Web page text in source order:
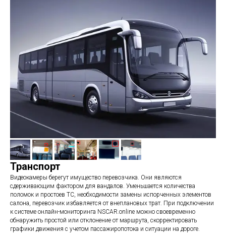
Транспорт
Видеокамеры берегут имущество перевозчика. Они являются
сдерживающим фактором для вандалов. Уменьшается количества
поломок и простоев ТС, необходимости замены испорченных элементов
салона, перевозчик избавляется от внеплановых трат. При подключении
к системе онлайн-мониторинга NSCAR.online можно своевременно
обнаружить простой или отклонение от маршрута, скорректировать
графики движения с учетом пассажиропотока и ситуации на дороге.